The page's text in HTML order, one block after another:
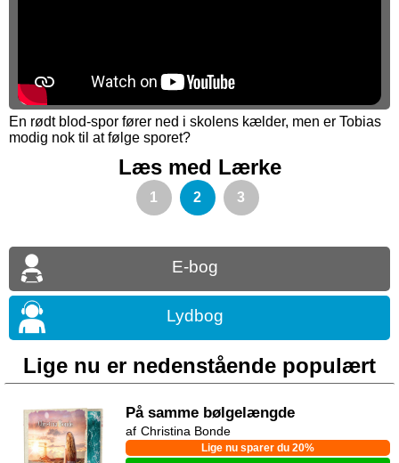
En rødt blod-spor fører ned i skolens kælder, men er Tobias
modig nok til at følge sporet?
Læs med Lærke
1 2 3
E-bog
Lydbog
Lige nu er nedenstående populært
På samme bølgelængde
Lige nu sparer du 20%
Christina Bonde